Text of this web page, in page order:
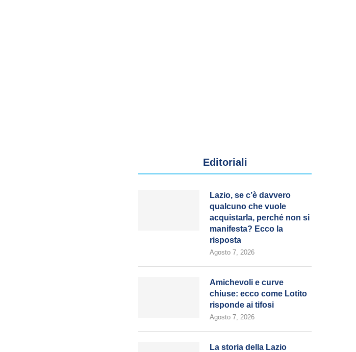
Editoriali
Lazio, se c’è davvero
qualcuno che vuole
acquistarla, perché non si
manifesta? Ecco la
risposta
Agosto 7, 2026
Amichevoli e curve
chiuse: ecco come Lotito
risponde ai tifosi
Agosto 7, 2026
La storia della Lazio